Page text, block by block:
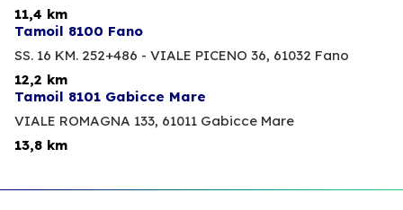
11,4 km
Tamoil 8100 Fano
SS. 16 KM. 252+486 - VIALE PICENO 36, 61032 Fano
12,2 km
Tamoil 8101 Gabicce Mare
VIALE ROMAGNA 133, 61011 Gabicce Mare
13,8 km